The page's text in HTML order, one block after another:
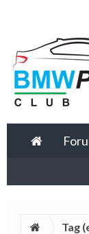
Tag